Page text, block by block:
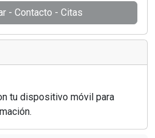
- Contacto - Citas
tu dispositivo móvil para